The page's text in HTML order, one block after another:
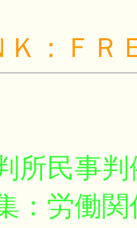
：ＦＲ
所民事
：労働